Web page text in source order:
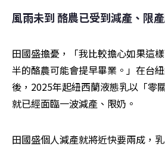
風雨未到 酪農已受到減產、限
田國盛擔憂，「我比較擔心如果這
半的酪農可能會提早畢業。」在台
後，2025年起紐西蘭液態乳以「零
就已經面臨一波減產、限奶。
田國盛個人減產就將近快要兩成，